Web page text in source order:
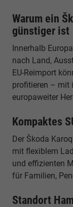
Warum ein
günstiger ist
Innerhalb
nach Land,
EU-Reimport
profitieren – mit
europaweiter
Kompaktes
Der Škoda
mit flexiblem
und effizienten
für Familien,
Standort